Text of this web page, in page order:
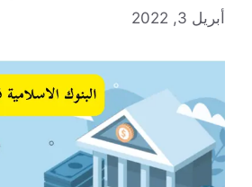
أبريل 3, 2022